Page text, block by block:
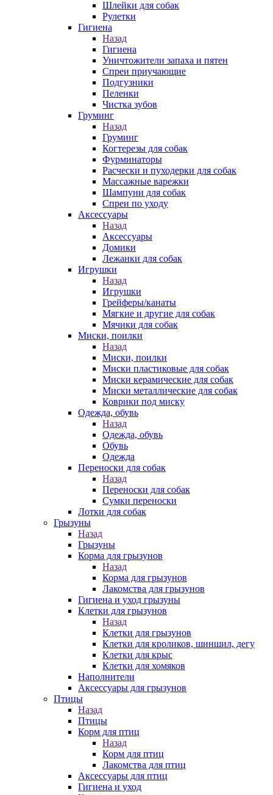
Шлейки для собак
Рулетки
Гигиена
Назад
Гигиена
Уничтожители запаха и пятен
Спреи приучающие
Подгузники
Пеленки
Чистка зубов
Груминг
Назад
Груминг
Когтерезы для собак
Фурминаторы
Расчески и пуходерки для собак
Массажные варежки
Шампуни для собак
Спреи по уходу
Аксессуары
Назад
Аксессуары
Домики
Лежанки для собак
Игрушки
Назад
Игрушки
Грейферы/канаты
Мягкие и другие для собак
Мячики для собак
Миски, поилки
Назад
Миски, поилки
Миски пластиковые для собак
Миски керамические для собак
Миски металлические для собак
Коврики под миску
Одежда, обувь
Назад
Одежда, обувь
Обувь
Одежда
Переноски для собак
Назад
Переноски для собак
Сумки переноски
Лотки для собак
Грызуны
Назад
Грызуны
Корма для грызунов
Назад
Корма для грызунов
Лакомства для грызунов
Гигиена и уход грызуны
Клетки для грызунов
Назад
Клетки для грызунов
Клетки для кроликов, шиншил, дегу
Клетки для крыс
Клетки для хомяков
Наполнители
Аксессуары для грызунов
Птицы
Назад
Птицы
Корм для птиц
Назад
Корм для птиц
Лакомства для птиц
Аксессуары для птиц
Гигиена и уход